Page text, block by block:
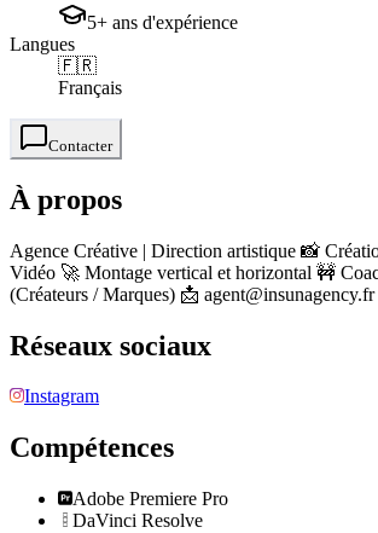
5+ ans d'expérience
Langues
🇫🇷
Français
Contacter
À propos
Agence Créative | Direction artistique 📸
Vidéo 🚀 Montage vertical et horizontal 🚧
(Créateurs / Marques) 📩 agent@insunagency.fr
Réseaux sociaux
Instagram
Compétences
Adobe Premiere Pro
DaVinci Resolve